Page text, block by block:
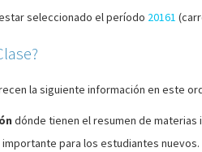
seleccionado el período 20161
la siguiente información en este
dónde tienen el resumen de
importante para los estudiantes nuevos.